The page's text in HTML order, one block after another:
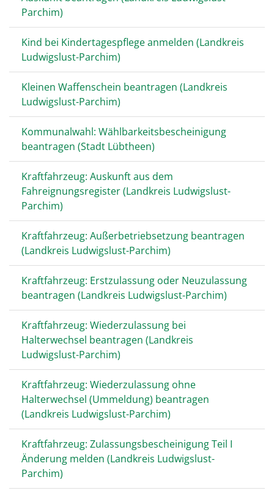
Parchim)
Kind bei Kindertagespflege anmelden (Landkreis
Ludwigslust-Parchim)
Kleinen Waffenschein beantragen (Landkreis
Ludwigslust-Parchim)
Kommunalwahl: Wählbarkeitsbescheinigung
beantragen (Stadt Lübtheen)
Kraftfahrzeug: Auskunft aus dem
Fahreignungsregister (Landkreis Ludwigslust-
Parchim)
Kraftfahrzeug: Außerbetriebsetzung beantragen
(Landkreis Ludwigslust-Parchim)
Kraftfahrzeug: Erstzulassung oder Neuzulassung
beantragen (Landkreis Ludwigslust-Parchim)
Kraftfahrzeug: Wiederzulassung bei
Halterwechsel beantragen (Landkreis
Ludwigslust-Parchim)
Kraftfahrzeug: Wiederzulassung ohne
Halterwechsel (Ummeldung) beantragen
(Landkreis Ludwigslust-Parchim)
Kraftfahrzeug: Zulassungsbescheinigung Teil I
Änderung melden (Landkreis Ludwigslust-
Parchim)